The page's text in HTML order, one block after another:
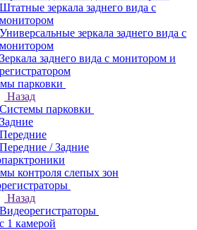
Штатные зеркала заднего вида с
монитором
Универсальные зеркала заднего вида с
монитором
Зеркала заднего вида с монитором и
регистратором
парковки
Назад
Системы парковки
Задние
Передние
Передние / Задние
контроля слепых зон
Назад
Видеорегистраторы
с 1 камерой